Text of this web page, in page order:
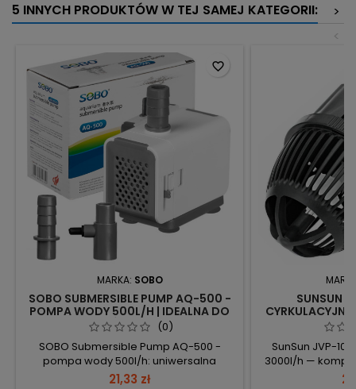
5 INNYCH PRODUKTÓW W TEJ SAMEJ KATEGORII:
>
<
MARKA: SOBO
SOBO SUBMERSIBLE PUMP AQ-500 -
POMPA WODY 500L/H | IDEALNA DO
AKWARIÓW MORSKICH
(0)
SOBO Submersible Pump AQ-500 -
pompa wody 500l/h: uniwersalna
pompa z wymiennymi złączkami i
21,33 zł
favorite_border
SUNSUN
DO
SunSun JVP-
3000l/h —
tworzenia fal i